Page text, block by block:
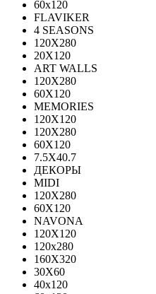
60х120
FLAVIKER
4 SEASONS
120Х280
20X120
ART WALLS
120Х280
60Х120
MEMORIES
120X120
120X280
60Х120
7.5X40.7
ДЕКОРЫ
MIDI
120Х280
60Х120
NAVONA
120X120
120x280
160X320
30X60
40x120